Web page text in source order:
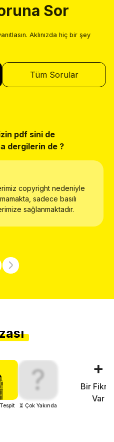
Sor
Aklınızda hiç bir şey
Tüm Sorular
pdf sini de
dergilerin de ?
copyright nedeniyle
sadece basılı
sağlanmaktadır.
?
⏳ Çok Yakında
+
Bir
Var